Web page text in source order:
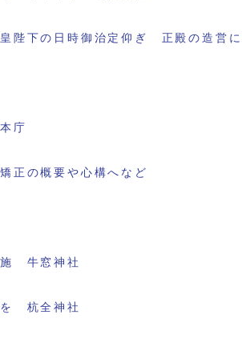
下の日時御治定仰ぎ 正殿の造営に
庁
の概要や心構へなど
牛窓神社
杭全神社